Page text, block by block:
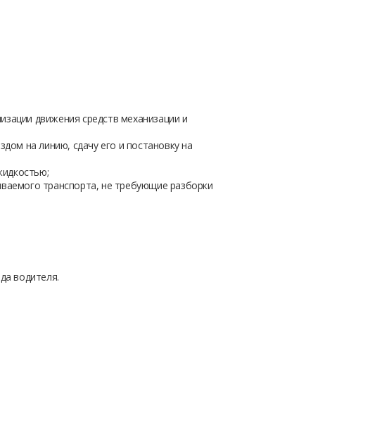
движения средств механизации и
на линию, сдачу его и постановку на
транспорта, не требующие разборки
водителя.